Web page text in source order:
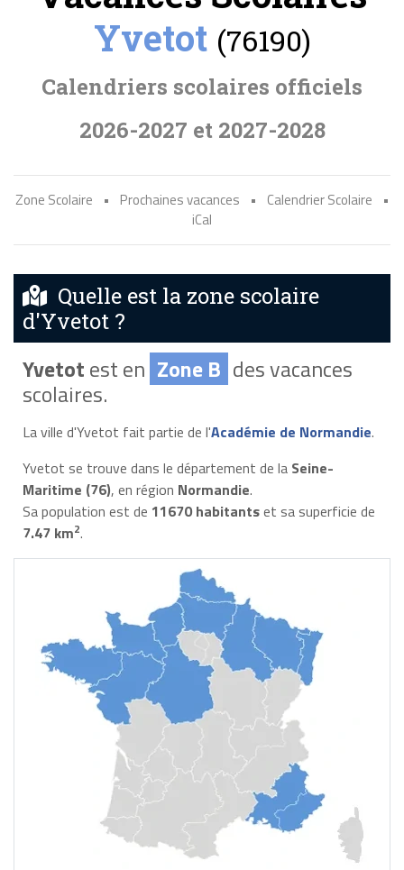
Yvetot (76190)
Calendriers scolaires officiels
2026-2027 et 2027-2028
Zone Scolaire • Prochaines vacances • Calendrier Scolaire
•
iCal
Quelle est la zone scolaire
d'Yvetot ?
Yvetotest en Zone B des vacances
scolaires.
La ville d'Yvetot fait partie de l'Académie de Normandie.
Yvetot se trouve dans le département de la Seine-
Maritime (76), en région Normandie.
Sa population est de 11670 habitantset sa superficie de
7.47 km2.